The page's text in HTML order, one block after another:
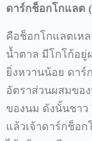
ดาร์กช็อกโกแลต
คือช็อกโกแลตเห
น้ำตาล มีโกโก้อยู่
ยิ่งหวานน้อย ดาร์
อัตราส่วนผสมขอ
ของนม ดังนั้นชาว
แล้วเจ้าดาร์กช็อก